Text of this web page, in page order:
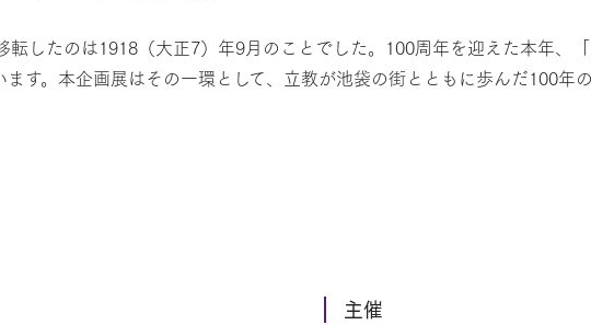
したのは1918（大正7）年9月のことでした。100周年を迎えた本年、
す。本企画展はその一環として、立教が池袋の街とともに歩んだ100年
主催